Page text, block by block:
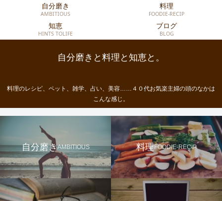
自分磨きと料理と知恵と。
料理のレシピ、ペット、雑学、占い、美容……４０代お気楽主婦の頭のなかは
こんな感じ。
自分磨き
AMBITIOUS
料理
FOODIE-RECIP
知恵
HINTS TOLIFE
ブログ
BLOG
自分磨きAMBITIOUS 料理FOODIE-RECIP